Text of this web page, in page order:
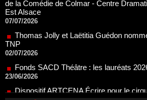
Thomas Jolly et Laëtitia Guédon
TNP
02/07/2026
Fonds SACD Théâtre : les lauréats
23/06/2026
Dispositif ARTCENA Écrire pour le
20/06/2026
Le palmarès des prix SACD 2026